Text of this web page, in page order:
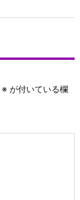
※ が付いている欄